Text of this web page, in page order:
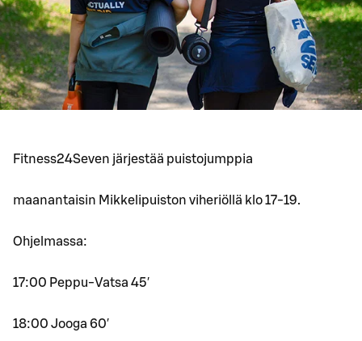
Fitness24Seven järjestää puistojumppia
maanantaisin Mikkelipuiston viheriöllä klo 17-19.
Ohjelmassa:
17:00 Peppu-Vatsa 45′
18:00 Jooga 60′